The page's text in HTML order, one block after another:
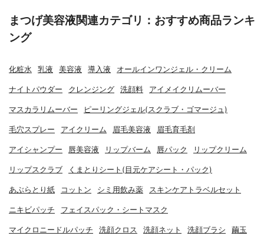
まつげ美容液関連カテゴリ：おすすめ商品ランキ
ング
化粧水 乳液 美容液 導入液 オールインワンジェル・クリーム
ナイトパウダー クレンジング 洗顔料 アイメイクリムーバー
マスカラリムーバー ピーリングジェル(スクラブ・ゴマージュ)
毛穴スプレー アイクリーム 眉毛美容液 眉毛育毛剤
アイシャンプー 唇美容液 リップバーム 唇パック リップクリーム
リップスクラブ くまとりシート(目元ケアシート・パック)
あぶらとり紙 コットン シミ用飲み薬 スキンケアトラベルセット
ニキビパッチ フェイスパック・シートマスク
マイクロニードルパッチ 洗顔クロス 洗顔ネット 洗顔ブラシ 繭玉